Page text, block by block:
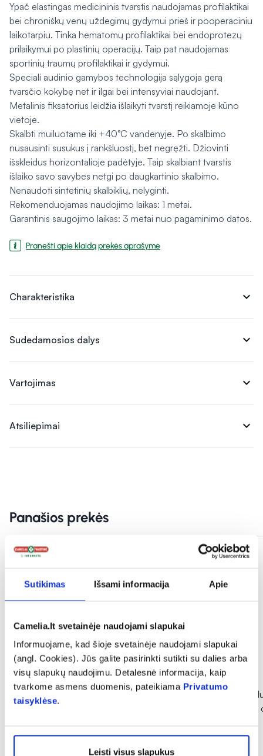
Sutikimas Išsami informacija Apie
Camelia.lt svetainėje naudojami slapukai
Informuojame, kad šioje svetainėje naudojami slapukai
(angl. Cookies). Jūs galite pasirinkti sutikti su dalies arba
visų slapukų naudojimu. Detalesnė informacija, kaip
tvarkome asmens duomenis, pateikiama Privatumo
taisyklėse.
Leisti visus slapukus
Ypač elastingas medicininis tvarstis naudojamas profilaktikai
bei chroniškų venų uždegimų gydymui prieš ir pooperaciniu
laikotarpiu. Tinka hematomų profilaktikai bei endoprotezų
prilaikymui po plastinių operacijų. Taip pat naudojamas
sportinių traumų profilaktikai ir gydymui.
Speciali audinio gamybos technologija sąlygoja gerą
tvarsčio kokybę net ir ilgai bei intensyviai naudojant.
Metalinis fiksatorius leidžia išlaikyti tvarstį reikiamoje kūno
vietoje.
Skalbti muiluotame iki +40°C vandenyje. Po skalbimo
nusausinti susukus į rankšluostį, bet negręžti. Džiovinti
išskleidus horizontalioje padėtyje. Taip skalbiant tvarstis
išlaiko savo savybes netgi po daugkartinio skalbimo.
Nenaudoti sintetinių skalbiklių, nelyginti.
Rekomenduojamas naudojimo laikas: 1 metai.
Garantinis saugojimo laikas: 3 metai nuo pagaminimo datos.
Pranešti apie klaidą prekės aprašyme
Charakteristika expand_more
Sudedamosios dalys expand_more
Vartojimas expand_more
Atsiliepimai expand_more
Panašios prekės
INGENCARE elastinis
palaikomasis tvarstis, 4 m x 10
-40%
INGENCARE
pleistras, 6 cm x 8
(2)